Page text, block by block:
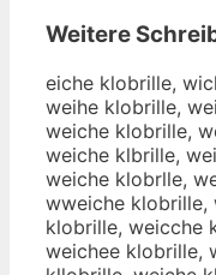
Weitere
eiche klobrille,
weihe klobrille,
weiche klobrille,
weiche klbrille,
weiche klobrlle,
wweiche klobrille,
klobrille, weicche
weichee klobrille,